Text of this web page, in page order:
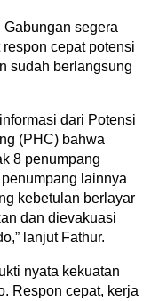
Gabungan segera
cepat potensi
sudah berlangsung
dari Potensi
(PHC) bahwa
8 penumpang
lainnya
kebetulan berlayar
dan dievakuasi
lanjut Fathur.
nyata kekuatan
Respon cepat, kerja